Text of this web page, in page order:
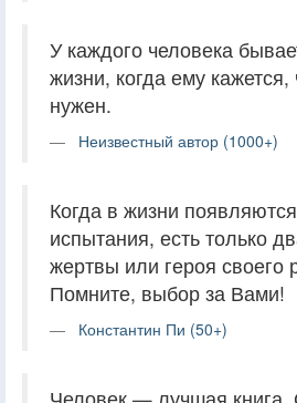
У каждого человека
жизни, когда ему
нужен.
Неизвестный автор (1000+)
Когда в жизни
испытания, есть только
жертвы или героя своего
Помните, выбор за Вами!
Константин Пи (50+)